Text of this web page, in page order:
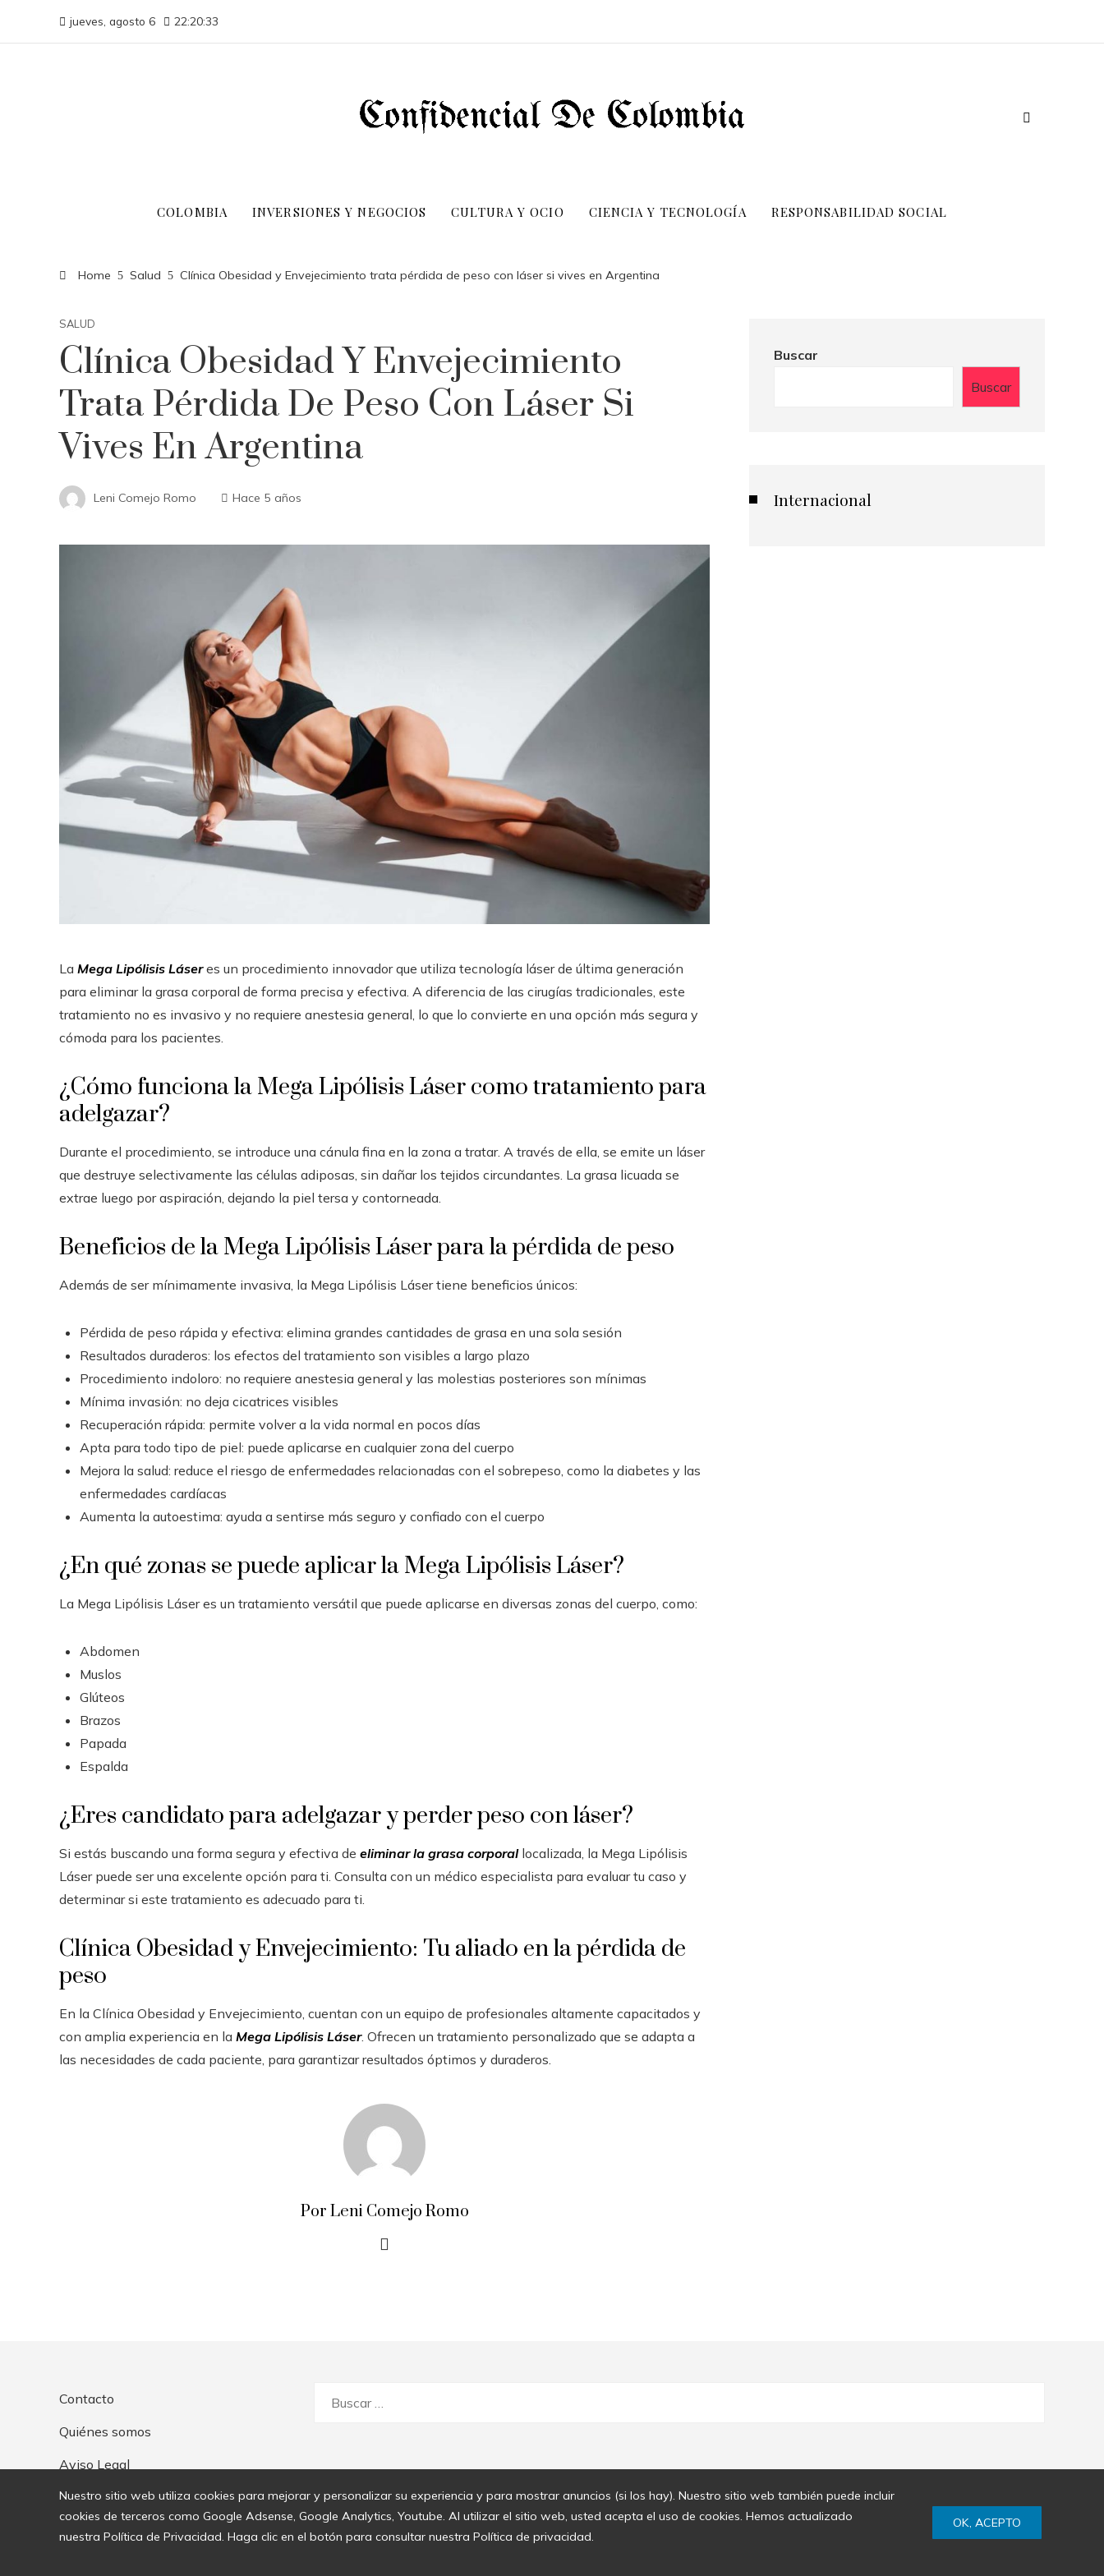
Nuestro sitio web utiliza cookies para mejorar y personalizar su experiencia y para mostrar anuncios (si los hay). Nuestro sitio web también puede incluir
cookies de terceros como Google Adsense, Google Analytics, Youtube. Al utilizar el sitio web, usted acepta el uso de cookies. Hemos actualizado
nuestra Política de Privacidad. Haga clic en el botón para consultar nuestra Política de privacidad.
OK, ACEPTO
jueves, agosto 6 22:20:34
COLOMBIA INVERSIONES Y NEGOCIOS CULTURA Y OCIO CIENCIA Y TECNOLOGÍA RESPONSABILIDAD SOCIAL
Home Salud Clínica Obesidad y Envejecimiento trata pérdida de peso con láser si vives en Argentina
SALUD
Clínica Obesidad Y Envejecimiento
Trata Pérdida De Peso Con Láser Si
Vives En Argentina
Leni Comejo Romo Hace 5 años
La Mega Lipólisis Láseres un procedimiento innovador que utiliza tecnología láser de última generación
para eliminar la grasa corporal de forma precisa y efectiva. A diferencia de las cirugías tradicionales, este
tratamiento no es invasivo y no requiere anestesia general, lo que lo convierte en una opción más segura y
cómoda para los pacientes.
¿Cómo funciona la Mega Lipólisis Láser como tratamiento para
adelgazar?
Durante el procedimiento, se introduce una cánula fina en la zona a tratar. A través de ella, se emite un láser
que destruye selectivamente las células adiposas, sin dañar los tejidos circundantes. La grasa licuada se
extrae luego por aspiración, dejando la piel tersa y contorneada.
Beneficios de la Mega Lipólisis Láser para la pérdida de peso
Además de ser mínimamente invasiva, la Mega Lipólisis Láser tiene beneficios únicos:
Pérdida de peso rápida y efectiva: elimina grandes cantidades de grasa en una sola sesión
Resultados duraderos: los efectos del tratamiento son visibles a largo plazo
Procedimiento indoloro: no requiere anestesia general y las molestias posteriores son mínimas
Mínima invasión: no deja cicatrices visibles
Recuperación rápida: permite volver a la vida normal en pocos días
Apta para todo tipo de piel: puede aplicarse en cualquier zona del cuerpo
Mejora la salud: reduce el riesgo de enfermedades relacionadas con el sobrepeso, como la diabetes y las
enfermedades cardíacas
Aumenta la autoestima: ayuda a sentirse más seguro y confiado con el cuerpo
¿En qué zonas se puede aplicar la Mega Lipólisis Láser?
La Mega Lipólisis Láser es un tratamiento versátil que puede aplicarse en diversas zonas del cuerpo, como:
Abdomen
Muslos
Glúteos
Brazos
Papada
Espalda
¿Eres candidato para adelgazar y perder peso con láser?
Si estás buscando una forma segura y efectiva de eliminar la grasa corporallocalizada, la Mega Lipólisis
Láser puede ser una excelente opción para ti. Consulta con un médico especialista para evaluar tu caso y
determinar si este tratamiento es adecuado para ti.
Clínica Obesidad y Envejecimiento: Tu aliado en la pérdida de
peso
En la Clínica Obesidad y Envejecimiento, cuentan con un equipo de profesionales altamente capacitados y
con amplia experiencia en la Mega Lipólisis Láser. Ofrecen un tratamiento personalizado que se adapta a
las necesidades de cada paciente, para garantizar resultados óptimos y duraderos.
Por Leni Comejo Romo
Buscar
Buscar
Internacional
Contacto
Quiénes somos
Aviso Legal